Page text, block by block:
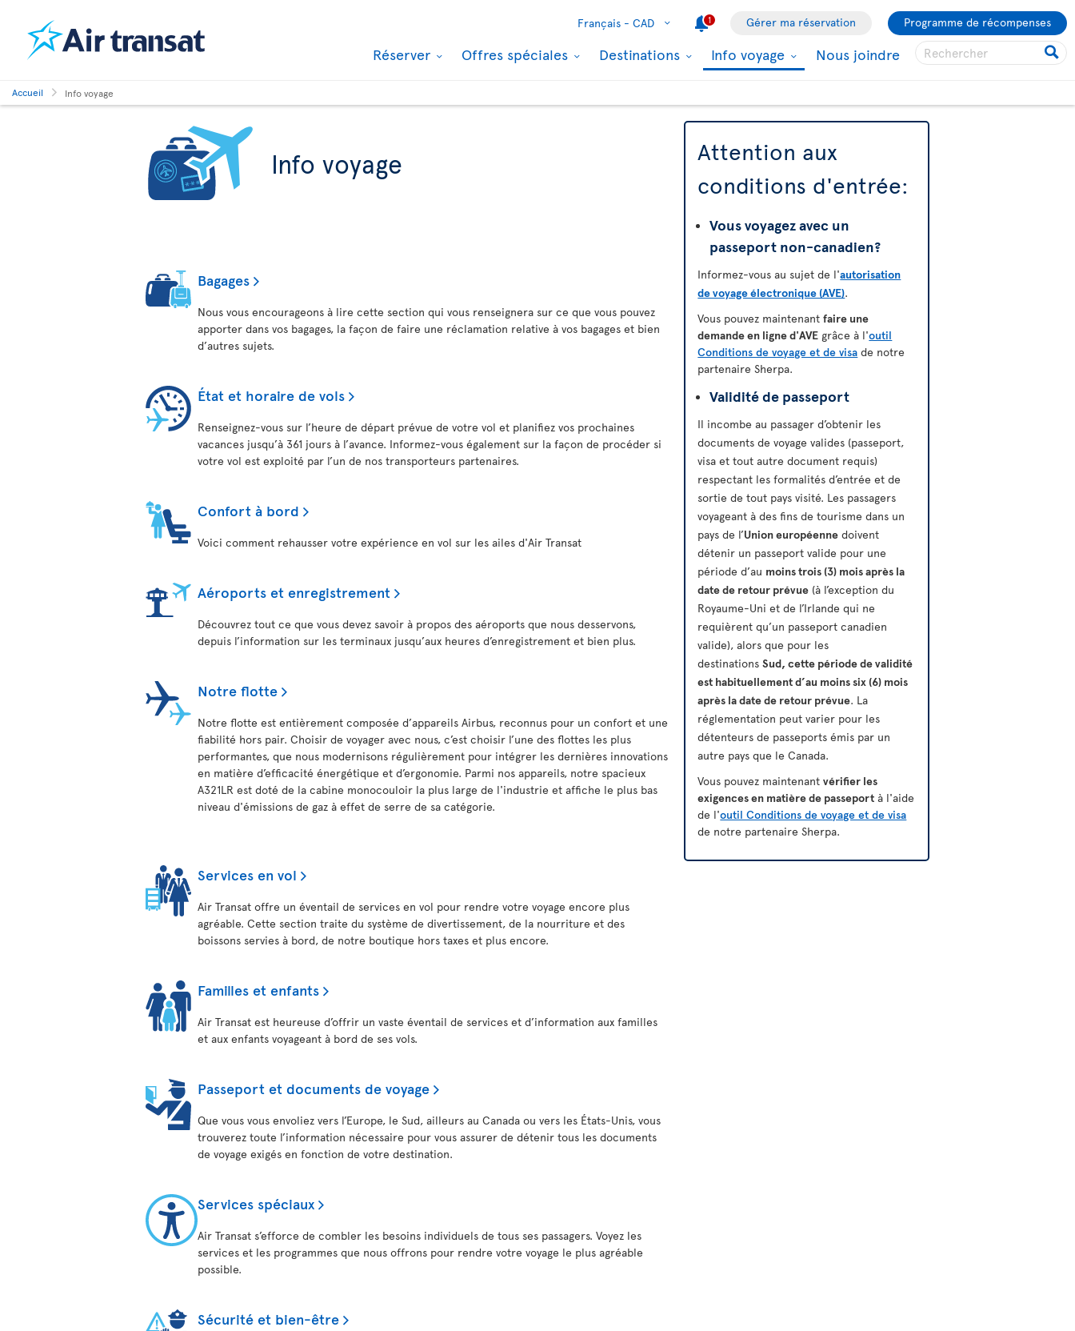
Français - CAD 1 Gérer ma réservation Programme de récompenses
Réserver Offres spéciales Destinations Info voyage Nous joindre
Accueil Info voyage
Info voyage
Bagages
Nous vous encourageons à lire cette section qui vous renseignera sur ce que vous pouvez
apporter dans vos bagages, la façon de faire une réclamation relative à vos bagages et bien
d’autres sujets.
État et horaire de vols
Renseignez-vous sur l’heure de départ prévue de votre vol et planifiez vos prochaines
vacances jusqu’à 361 jours à l’avance. Informez-vous également sur la façon de procéder si
votre vol est exploité par l’un de nos transporteurs partenaires.
Confort à bord
Voici comment rehausser votre expérience en vol sur les ailes d'Air Transat
Aéroports et enregistrement
Découvrez tout ce que vous devez savoir à propos des aéroports que nous desservons,
depuis l’information sur les terminaux jusqu’aux heures d’enregistrement et bien plus.
Notre flotte
Notre flotte est entièrement composée d’appareils Airbus, reconnus pour un confort et une
fiabilité hors pair. Choisir de voyager avec nous, c’est choisir l’une des flottes les plus
performantes, que nous modernisons régulièrement pour intégrer les dernières innovations
en matière d’efficacité énergétique et d’ergonomie. Parmi nos appareils, notre spacieux
A321LR est doté de la cabine monocouloir la plus large de l'industrie et affiche le plus bas
niveau d'émissions de gaz à effet de serre de sa catégorie.
Services en vol
Air Transat offre un éventail de services en vol pour rendre votre voyage encore plus
agréable. Cette section traite du système de divertissement, de la nourriture et des
boissons servies à bord, de notre boutique hors taxes et plus encore.
Familles et enfants
Air Transat est heureuse d’offrir un vaste éventail de services et d’information aux familles
et aux enfants voyageant à bord de ses vols.
Passeport et documents de voyage
Que vous vous envoliez vers l’Europe, le Sud, ailleurs au Canada ou vers les États-Unis, vous
trouverez toute l’information nécessaire pour vous assurer de détenir tous les documents
de voyage exigés en fonction de votre destination.
Services spéciaux
Air Transat s’efforce de combler les besoins individuels de tous ses passagers. Voyez les
services et les programmes que nous offrons pour rendre votre voyage le plus agréable
possible.
Sécurité et bien-être
Attention aux
conditions d'entrée:
Vous voyagez avec un
passeport non-canadien?
Informez-vous au sujet de l'autorisation
de voyage électronique (AVE).
Vous pouvez maintenantfaire une
demande en ligne d'AVE grâce à l'outil
Conditions de voyage et de visa de notre
partenaire Sherpa.
Validité de passeport
Il incombe au passager d’obtenir les
documents de voyage valides (passeport,
visa et tout autre document requis)
respectant les formalités d’entrée et de
sortie de tout pays visité. Les passagers
voyageant à des fins de tourisme dans un
pays de l’Union européenne doivent
détenir un passeport valide pour une
période d’au moins trois (3) mois après la
date de retour prévue (à l’exception du
Royaume-Uni et de l’Irlande qui ne
requièrent qu’un passeport canadien
valide), alors que pour les
destinationsSud, cette période de validité
est habituellement d’au moins six (6) mois
après la date de retour prévue. La
réglementation peut varier pour les
détenteurs de passeports émis par un
autre pays que le Canada.
Vous pouvez maintenantvérifier les
exigences en matière de passeport à l'aide
de l'outil Conditions de voyage et de visa
de notre partenaire Sherpa.